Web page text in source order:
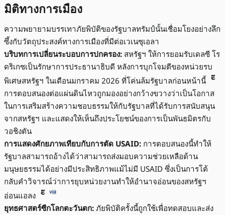
มิติทางการเมือง
ความพยายามบรรเทาภัยพิบัติของรัฐบาลทรัมป์นั้นเชื่อมโยงอย่างลึก
ซึ้งกับวัตถุประสงค์ทางการเมืองที่มีต่อเวเนซุเอลา
บริบทการเปลี่ยนระบอบการปกครอง: สหรัฐฯ ให้การยอมรับเดลซี โร
ดริเกซเป็นรักษาการประธานาธิบดี หลังการบุกโจมตีของหน่วยรบ
พิเศษสหรัฐฯ ในเดือนมกราคม 2026 ที่โค่นล้มรัฐบาลก่อนหน้านี้
การตอบสนองต่อแผ่นดินไหวถูกมองอย่างกว้างขวางว่าเป็นโอกาส
ในการเสริมสร้างความชอบธรรมให้กับรัฐบาลที่ได้รับการสนับสนุน
จากสหรัฐฯ และแสดงให้เห็นถึงประโยชน์ของการเป็นพันธมิตรกับ
วอชิงตัน
การแสดงศักยภาพเทียบกับการตัด USAID: การตอบสนองนี้ทำให้
รัฐบาลสามารถอ้างได้ว่าสามารถส่งมอบความช่วยเหลือด้าน
มนุษยธรรมได้อย่างมีประสิทธิภาพแม้ไม่มี USAID ซึ่งเป็นการโต้
กลับคำวิจารณ์ว่าการยุบหน่วยงานทำให้อำนาจอ่อนของสหรัฐฯ
อ่อนแอลง
ยุทธศาสตร์ซีกโลกตะวันตก: ภัยพิบัติครั้งนี้ถูกใช้เพื่อทดสอบและส่ง